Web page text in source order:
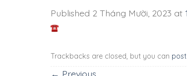
Published 2 Tháng Mười, 2023 at
Trackbacks are closed, but you can
← Previous